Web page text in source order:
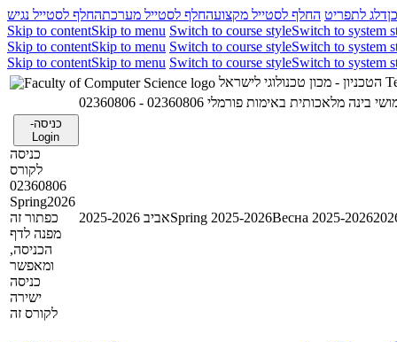
דלג לתפריט החלף לסטייל מקצועהחלף לסטייל מערכתהחלף לסטייל נגיש
Skip to contentSkip to menu Switch to course styleSwitch to system
Skip to contentSkip to menu Switch to course styleSwitch to system
Skip to contentSkip to menu Switch to course styleSwitch to system
על שימושי בינה מלאכותית באימות פורמלי
כניסה-
Login
כניסה
לקורס
02360806
Spring2026
כפתור זה
מפנה לדף
הכניסה,
ומאפשר
כניסה
ישירה
לקורס זה
אביב 2025-2026Spring 2025-2026Весна 2025-2026